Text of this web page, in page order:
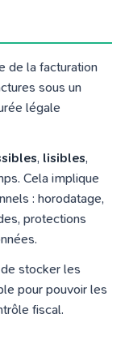
de la facturation
sous un
légale
, lisibles,
Cela implique
: horodatage,
protections
stocker les
pour pouvoir les
fiscal.